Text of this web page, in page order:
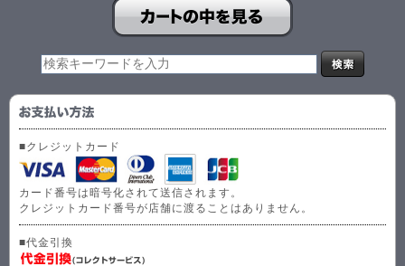
■クレジットカード
カード番号は暗号化されて送信されます。
クレジットカード番号が店舗に渡ることはありません。
■代金引換